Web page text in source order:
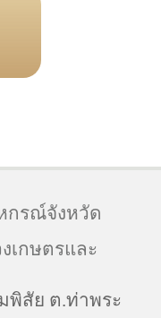
กรณ์จังหวัด
เกษตรและ
พิสัย ต.ท่าพระ